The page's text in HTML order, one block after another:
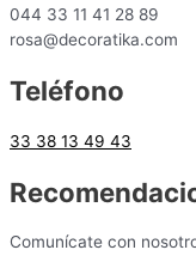
044 33 11 41 28 89
rosa@decoratika.com
Teléfono
33 38 13 49 43
Comunícate con